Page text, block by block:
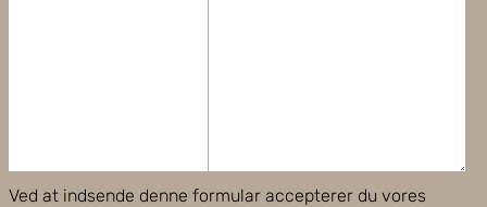
Ved at indsende denne formular accepterer du vores